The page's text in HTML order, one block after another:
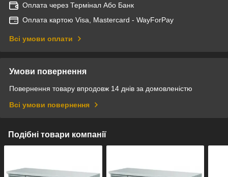
Оплата через Термінал Або Банк
Оплата картою Visa, Mastercard - WayForPay
Всі умови оплати
Умови повернення
Повернення товару впродовж 14 днів за домовленістю
Всі умови повернення
Подібні товари компанії